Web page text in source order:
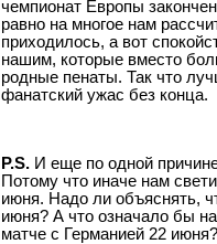
чемпионат Европы
равно на многое нам
приходилось, а вот
нашим, которые вместо
родные пенаты. Так что
фанатский ужас без
P.S. И еще по одной
Потому что иначе нам
июня. Надо ли объяснять,
июня? А что означало бы
матче с Германией 22 июня?